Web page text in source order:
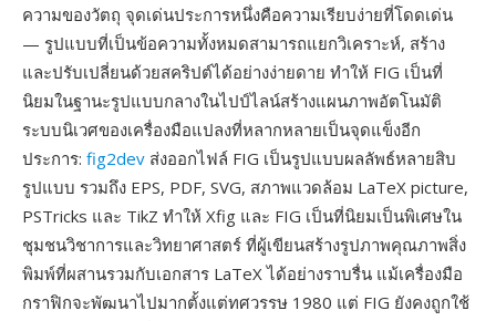
ความของวัตถุ จุดเด่นประการหนึ่งคือความเรียบง่ายที่โดดเด่น
— รูปแบบที่เป็นข้อความทั้งหมดสามารถแยกวิเคราะห์, สร้าง
และปรับเปลี่ยนด้วยสคริปต์ได้อย่างง่ายดาย ทำให้ FIG เป็นที่
นิยมในฐานะรูปแบบกลางในไปป์ไลน์สร้างแผนภาพอัตโนมัติ
ระบบนิเวศของเครื่องมือแปลงที่หลากหลายเป็นจุดแข็งอีก
ประการ: fig2dev ส่งออกไฟล์ FIG เป็นรูปแบบผลลัพธ์หลายสิบ
รูปแบบ รวมถึง EPS, PDF, SVG, สภาพแวดล้อม LaTeX picture,
PSTricks และ TikZ ทำให้ Xfig และ FIG เป็นที่นิยมเป็นพิเศษใน
ชุมชนวิชาการและวิทยาศาสตร์ ที่ผู้เขียนสร้างรูปภาพคุณภาพสิ่ง
พิมพ์ที่ผสานรวมกับเอกสาร LaTeX ได้อย่างราบรื่น แม้เครื่องมือ
กราฟิกจะพัฒนาไปมากตั้งแต่ทศวรรษ 1980 แต่ FIG ยังคงถูกใช้